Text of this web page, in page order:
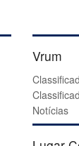
Vrum
Notícias